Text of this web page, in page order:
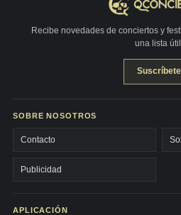
Recibe novedades de conciertos y
una lista
Suscríbete
SOBRE NOSOTROS
Contacto
Publicidad
APLICACIÓN